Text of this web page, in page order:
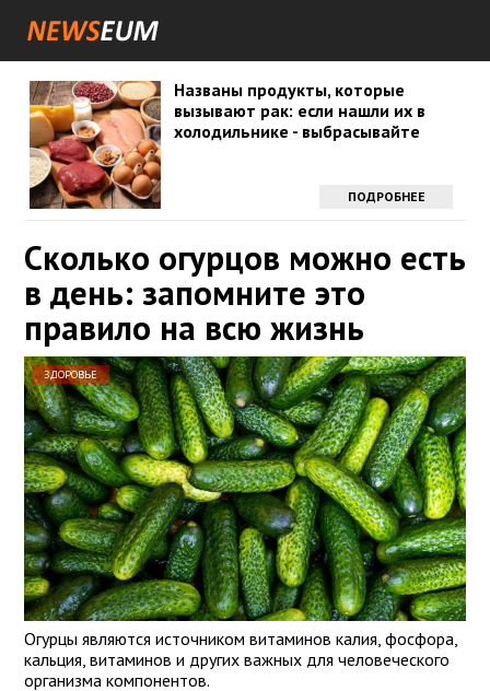
Названы продукты, которые
вызывают рак: если нашли их в
холодильнике - выбрасывайте
ПОДРОБНЕЕ
Сколько огурцов можно есть
в день: запомните это
правило на всю жизнь
ЗДОРОВЬЕ
Огурцы являются источником витаминов калия, фосфора,
кальция, витаминов и других важных для человеческого
организма компонентов.